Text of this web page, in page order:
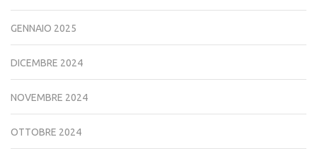
GENNAIO 2025
DICEMBRE 2024
NOVEMBRE 2024
OTTOBRE 2024